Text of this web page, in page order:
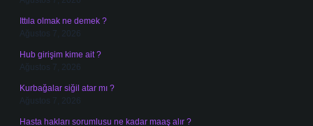
Ittıla olmak ne demek ?
Ağustos 7, 2026
Hub girişim kime ait ?
Ağustos 7, 2026
Kurbağalar siğil atar mı ?
Ağustos 7, 2026
Hasta hakları sorumlusu ne kadar maaş alır ?